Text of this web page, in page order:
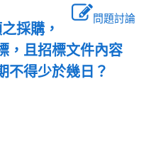
問題討論
採購，
，且招標文件內容
不得少於幾日？